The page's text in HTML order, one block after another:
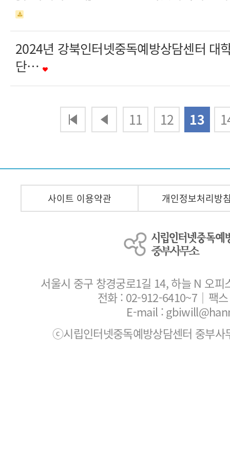
2024년 강북인터넷중독예방상담센터 대
단…
11 12 13
맨끝
사이트 이용약관 개인정보처리방
서울시 중구 창경궁로1길 14, 하늘 N 오
전화 : 02-912-6410~7 ｜팩
E-mail :
ⓒ시립인터넷중독예방상담센터 중부